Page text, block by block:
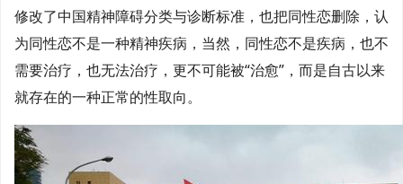
修改了中国精神障碍分类与诊断标准，也把同性恋删除，认
为同性恋不是一种精神疾病，当然，同性恋不是疾病，也不
需要治疗，也无法治疗，更不可能被“治愈”，而是自古以来
就存在的一种正常的性取向。